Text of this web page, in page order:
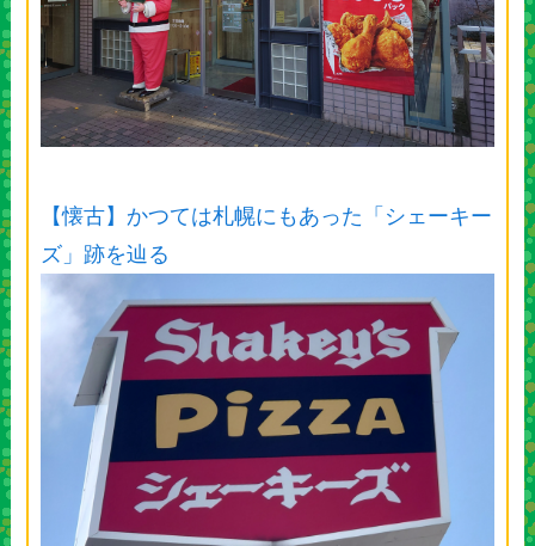
【懐古】かつては札幌にもあった「シェーキー
ズ」跡を辿る